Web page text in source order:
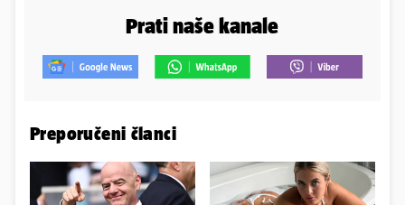
Prati naše kanale
Preporučeni članci